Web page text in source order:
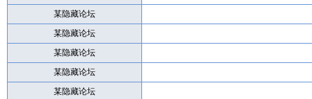
某隐藏论坛
某隐藏论坛
某隐藏论坛
某隐藏论坛
某隐藏论坛